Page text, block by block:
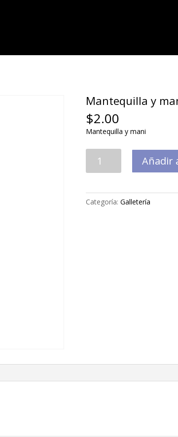
Mantequilla y
$2.00
Mantequilla y mani
Añadir
Categoría: Galletería